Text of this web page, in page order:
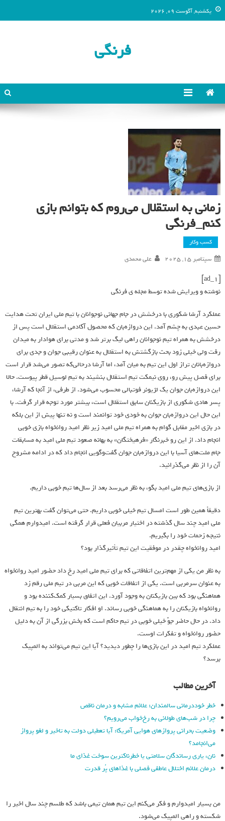
یکشنبه, آگوست 09, 2026
فرنگی
زمانی به استقلال می‌روم که بتوانم بازی
کنم_فرنگی
کسب وکار
سپتامبر 15, 2025 علی محمدی
[ad_1]
نوشته و ویرایش شده توسط مجله ی فرنگی
عملکرد آرشا شکوری با درخشش در جام جهانی نوجوانان با تیم ملی ایران تحت هدایت
حسین عبدی به چشم آمد. این دروازه‌بان که محصول آکادمی استقلال است پس از
درخشش به همراه تیم نوجوانان راهی لیگ برتر شد و مدتی برای هوادار به میدان
رفت ولی خیلی زود بحث بازگشتش به استقلال به عنوان رقیبی جوان و جدی برای
دروازه‌بانان تراز اول این تیم به میان آمد، اما آرشا درحالی‌که تصور می‌شد قرار است
برای فصل پیش رو، روی نیمکت تیم استقلال بنشیند به تیم لوسیل قطر پیوست. حالا
این دروازه‌بان جوان یک لژیونر فوتبالی محسوب می‌شود. از طرفی، از آنجا که آرشا،
پسر هادی شکوری از بازیکنان سابق استقلال است، بیشتر مورد توجه قرار گرفت. با
این حال این دروازه‌بان جوان به خودی خود توانمند است و نه تنها پیش از این بلکه
در بازی اخیر مقابل گوام به همراه تیم ملی امید زیر نظر امید روانخواه بازی خوبی
انجام داد. از این رو خبرنگار «فرهیختگان» به بهانه صعود تیم ملی امید به مسابقات
جام ملت‌های آسیا با این دروازه‌بان جوان گفت‌وگویی انجام داد که در ادامه مشروح
آن را از نظر می‌گذرانید.
از بازی‌های تیم ملی امید بگو، به نظر می‌رسد بعد از سال‌ها تیم خوبی داریم.
دقیقاً همین طور است امسال تیم خیلی خوبی داریم. حتی می‌توان گفت بهترین تیم
ملی امید چند سال گذشته در اختیار مربیان فعلی قرار گرفته است. امیدوارم همگی
نتیجه زحمات خود را بگیریم.
امید روانخواه چقدر در موفقیت این تیم تأثیرگذار بود؟
به نظر من یکی از مهم‌ترین اتفاقاتی که برای تیم ملی امید رخ داد حضور امید روانخواه
به عنوان سرمربی است. یکی از اتفاقات خوبی که این مربی در تیم ملی رقم زد
هماهنگی بود که بین بازیکنان به وجود آورد. این اتفاق بسیار کمک‌کننده بود و
روانخواه بازیکنان را به هماهنگی خوبی رساند. او افکار تاکتیکی خود را به تیم انتقال
داد. در حال حاضر جوّ خیلی خوبی در تیم حاکم است که بخش بزرگی از آن به دلیل
حضور روانخواه و تفکرات اوست.
عملکرد تیم امید در این بازی‌ها را چطور دیدید؟ آیا این تیم می‌تواند به المپیک
برسد؟
آخرین مطالب
خطر خوددرمانی سالمندان: علائم مشابه و درمان ناقص
چرا در شب‌های طولانی به رخ‌خواب می‌رویم؟
وضعیت بحرانی پروازهای هوایی آمریکا: آیا تعطیلی دولت به تاخیر و لغو پرواز
می‌انجامد؟
نان، یاری رساندگان سلامتی یا خطرناکترین سوخت غذای ما
درمان علائم اختلال عاطفی فصلی با غذاهای پُر قدرت
من بسیار امیدوارم و فکر می‌کنم این تیم همان تیمی باشد که طلسم چند سال اخیر را
شکسته و راهی المپیک می‌شود.